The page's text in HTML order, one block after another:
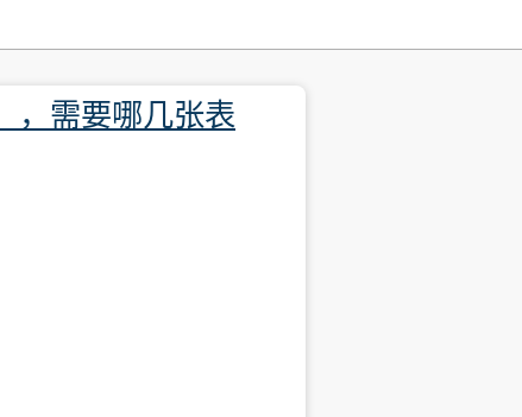
，需要哪几张表